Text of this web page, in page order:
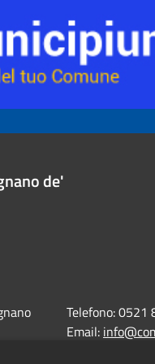
de'
Telefono:0521
Email: